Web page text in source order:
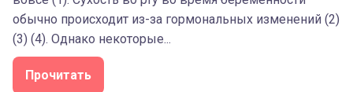
обычно происходит из-за гормональных изменений (2)
(3) (4). Однако некоторые...
Прочитать